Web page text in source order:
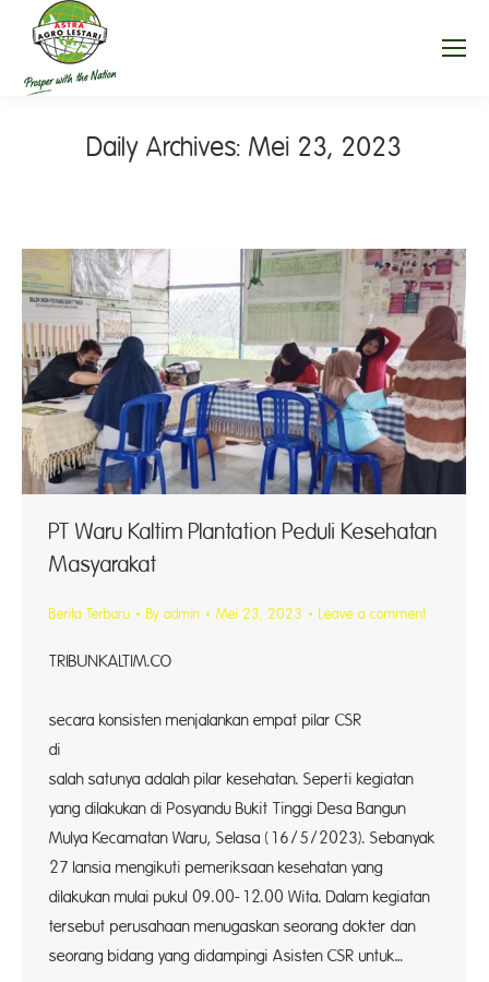
Daily Archives: Mei 23, 2023
PT Waru Kaltim Plantation Peduli Kesehatan
Masyarakat
Berita Terbaru By admin Mei 23, 2023 Leave a comment
secara konsisten menjalankan empat pilar CSR
di
salah satunya adalah pilar kesehatan. Seperti kegiatan
yang dilakukan di Posyandu Bukit Tinggi Desa Bangun
Mulya Kecamatan Waru, Selasa (16/5/2023). Sebanyak
27 lansia mengikuti pemeriksaan kesehatan yang
dilakukan mulai pukul 09.00-12.00 Wita. Dalam kegiatan
tersebut perusahaan menugaskan seorang dokter dan
seorang bidang yang didampingi Asisten CSR untuk…